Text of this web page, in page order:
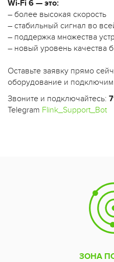
Wi-Fi 6 — это:
– более высокая скорость
– стабильный сигнал во
– поддержка множества
– новый уровень качества
Оставьте заявку прямо
оборудование и подключим
Звоните и подключайтесь:
Telegram Flink_Support_Bot
ЗОНА